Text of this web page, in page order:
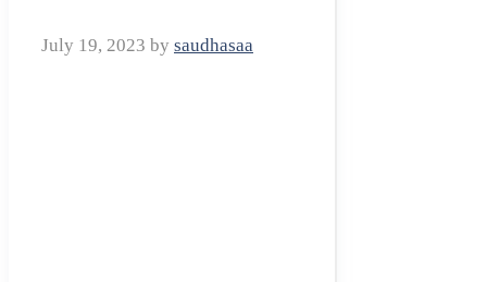
July 19, 2023 by saudhasaa